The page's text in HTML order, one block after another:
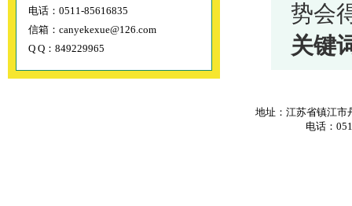
电话：0511-85616835
信箱：canyekexue@126.com
Q Q：849229965
势会
关键
地址：江苏省镇江市
电话：